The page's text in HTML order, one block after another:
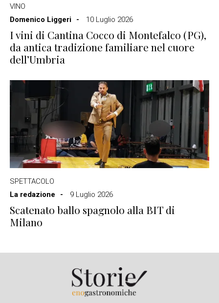
VINO
Domenico Liggeri
10 Luglio 2026
I vini di Cantina Cocco di Montefalco (PG),
da antica tradizione familiare nel cuore
dell’Umbria
SPETTACOLO
La redazione
9 Luglio 2026
Scatenato ballo spagnolo alla BIT di
Milano